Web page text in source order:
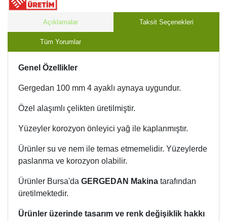
Açıklamalar Taksit Seçenekleri
Tüm Yorumlar
Genel Özellikler
Gergedan 100 mm 4 ayaklı aynaya uygundur.
Özel alaşımlı çelikten üretilmiştir.
Yüzeyler korozyon önleyici yağ ile kaplanmıştır.
Ürünler su ve nem ile temas etmemelidir. Yüzeylerde
paslanma ve korozyon olabilir.
Ürünler Bursa'da GERGEDAN Makina tarafından
üretilmektedir.
Ürünler üzerinde tasarım ve renk değişiklik hakkı